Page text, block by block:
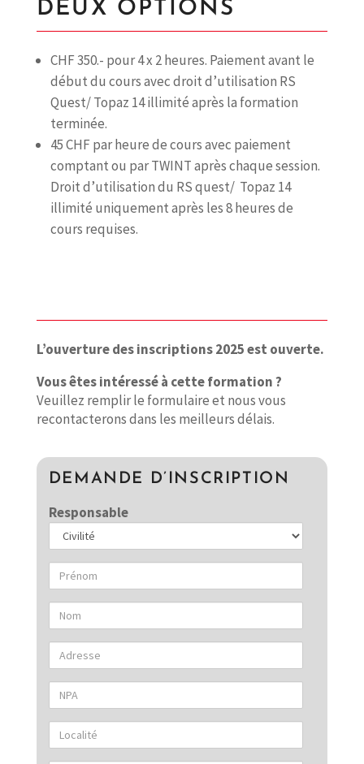
DEUX OPTIONS
CHF 350.- pour 4 x 2 heures. Paiement avant le
début du cours avec droit d’utilisation RS
Quest/ Topaz 14 illimité après la formation
terminée.
45 CHF par heure de cours avec paiement
comptant ou par TWINT après chaque session.
Droit d’utilisation du RS quest/ Topaz 14
illimité uniquement après les 8 heures de
cours requises.
L’ouverture des inscriptions 2025 est ouverte.
Vous êtes intéressé à cette formation ?
Veuillez remplir le formulaire et nous vous
recontacterons dans les meilleurs délais.
DEMANDE D’INSCRIPTION
Responsable
Civilité
Prénom
Nom
Adresse
NPA
Localité